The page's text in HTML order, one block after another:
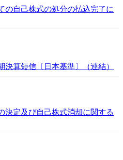
の自己株式の処分の払込完了に
算短信〔日本基準〕（連結）
決定及び自己株式消却に関する